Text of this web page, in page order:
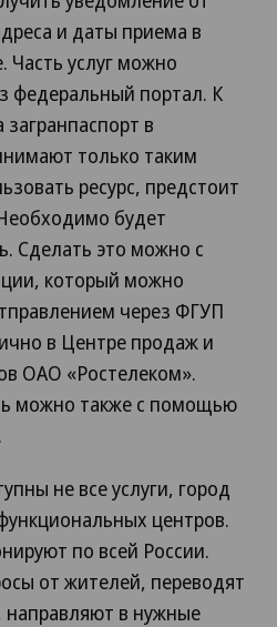
и даты приема в
Часть услуг можно
федеральный портал. К
в
только таким
ресурс, предстоит
будет
Сделать это можно с
который можно
через ФГУП
в Центре продаж и
ОАО «Ростелеком».
можно также с помощью
не все услуги, город
центров.
по всей России.
от жителей, переводят
направляют в нужные